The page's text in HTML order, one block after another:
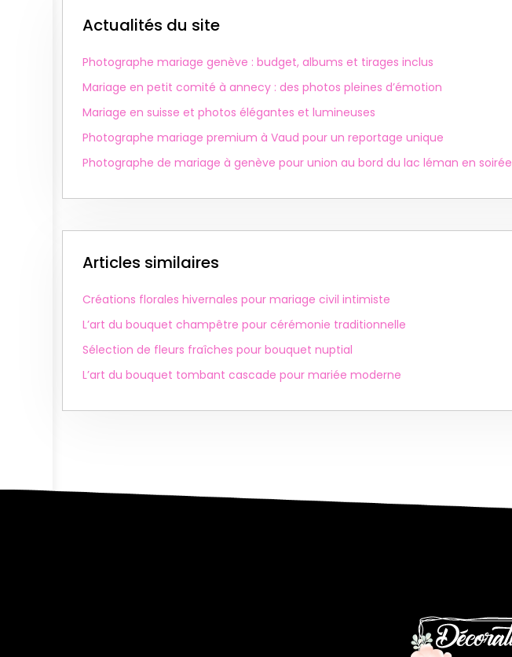
Actualités du site
Photographe mariage genève : budget, albums et tirages inclus
Mariage en petit comité à annecy : des photos pleines d’émotion
Mariage en suisse et photos élégantes et lumineuses
Photographe mariage premium à Vaud pour un reportage unique
Photographe de mariage à genève pour union au bord du lac léman en soirée
Articles similaires
Créations florales hivernales pour mariage civil intimiste
L’art du bouquet champêtre pour cérémonie traditionnelle
Sélection de fleurs fraîches pour bouquet nuptial
L’art du bouquet tombant cascade pour mariée moderne